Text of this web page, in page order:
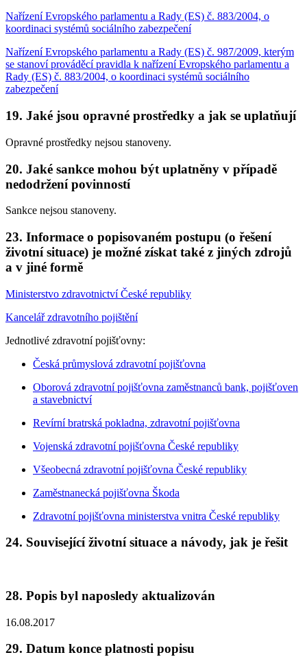
Nařízení Evropského parlamentu a Rady (ES) č. 883/2004, o
koordinaci systémů sociálního zabezpečení
Nařízení Evropského parlamentu a Rady (ES) č. 987/2009, kterým
se stanoví prováděcí pravidla k nařízení Evropského parlamentu a
Rady (ES) č. 883/2004, o koordinaci systémů sociálního
zabezpečení
19. Jaké jsou opravné prostředky a jak se uplatňují
Opravné prostředky nejsou stanoveny.
20. Jaké sankce mohou být uplatněny v případě
nedodržení povinností
Sankce nejsou stanoveny.
23. Informace o popisovaném postupu (o řešení
životní situace) je možné získat také z jiných zdrojů
a v jiné formě
Ministerstvo zdravotnictví České republiky
Kancelář zdravotního pojištění
Jednotlivé zdravotní pojišťovny:
Česká průmyslová zdravotní pojišťovna
Oborová zdravotní pojišťovna zaměstnanců bank, pojišťoven
a stavebnictví
Revírní bratrská pokladna, zdravotní pojišťovna
Vojenská zdravotní pojišťovna České republiky
Všeobecná zdravotní pojišťovna České republiky
Zaměstnanecká pojišťovna Škoda
Zdravotní pojišťovna ministerstva vnitra České republiky
24. Související životní situace a návody, jak je řešit
28. Popis byl naposledy aktualizován
16.08.2017
29. Datum konce platnosti popisu